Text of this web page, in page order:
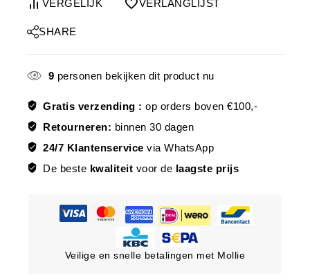
VERGELIJK VERLANGLIJST
SHARE
9 personen bekijken dit product nu
Gratis verzending :op orders boven €100,-
Retourneren: binnen 30 dagen
24/7 Klantenservice via WhatsApp
De beste kwaliteit voor de laagste prijs
Veilige en snelle betalingen met Mollie